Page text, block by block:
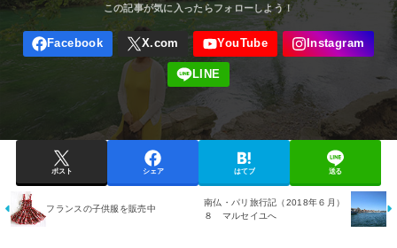
ポスト シェア はてブ 送る
フランスの子供服を販売中
南仏・パリ旅行記（2018年６月）
８ マルセイユへ